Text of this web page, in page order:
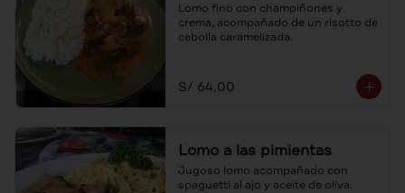
Lomo fino con champiñones y
crema, acompañado de un risotto de
cebolla caramelizada.
S/ 64.00
Lomo a las pimientas
Jugoso lomo acompañado con
spaguetti al ajo y aceite de oliva.